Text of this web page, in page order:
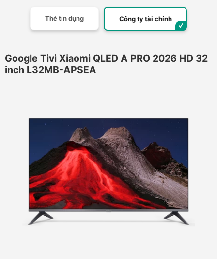
Thẻ tín dụng Công ty tài chính
Google Tivi Xiaomi QLED A PRO 2026 HD 32
inch L32MB-APSEA